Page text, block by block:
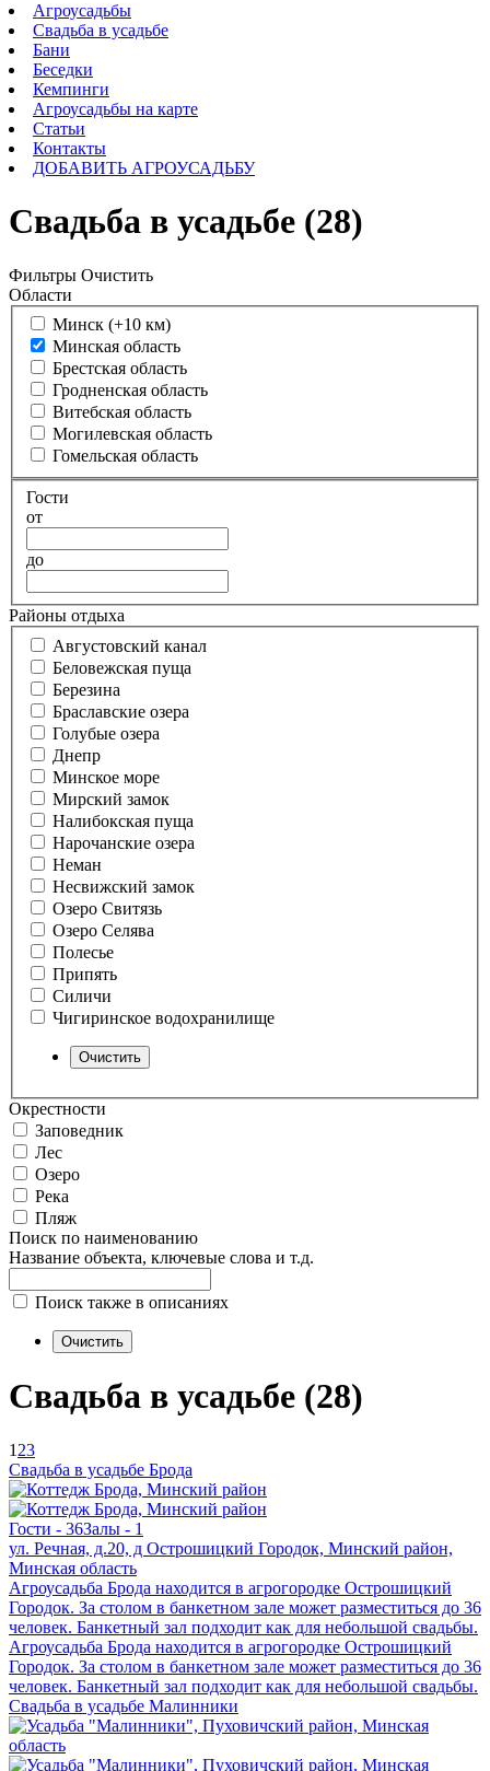
Агроусадьбы
Свадьба в усадьбе
Бани
Беседки
Кемпинги
Агроусадьбы на карте
Статьи
Контакты
ДОБАВИТЬ АГРОУСАДЬБУ
Свадьба в усадьбе (28)
Фильтры Очистить
Области
Минск (+10 км)
Минская область
Брестская область
Гродненская область
Витебская область
Могилевская область
Гомельская область
Гости
от
до
Районы отдыха
Августовский канал
Беловежская пуща
Березина
Браславские озера
Голубые озера
Днепр
Минское море
Мирский замок
Налибокская пуща
Нарочанские озера
Неман
Несвижский замок
Озеро Свитязь
Озеро Селява
Полесье
Припять
Силичи
Чигиринское водохранилище
Окрестности
Заповедник
Лес
Озеро
Река
Пляж
Поиск по наименованию
Название объекта, ключевые слова и т.д.
Поиск также в описаниях
Свадьба в усадьбе (28)
1 23
Свадьба в усадьбе Брода
Гости - 36Залы - 1
ул. Речная, д.20, д Острошицкий Городок, Минский район,
Минская область
Агроусадьба Брода находится в агрогородке Острошицкий
Городок. За столом в банкетном зале может разместиться до 36
человек. Банкетный зал подходит как для небольшой свадьбы.
Агроусадьба Брода находится в агрогородке Острошицкий
Городок. За столом в банкетном зале может разместиться до 36
человек. Банкетный зал подходит как для небольшой свадьбы.
Свадьба в усадьбе Малинники